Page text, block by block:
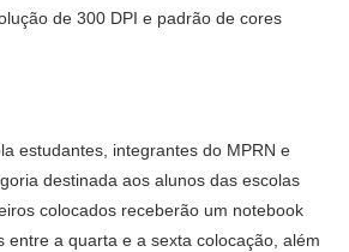
de 300 DPI e padrão de cores
estudantes, integrantes do MPRN e
destinada aos alunos das escolas
colocados receberão um notebook
entre a quarta e a sexta colocação, além